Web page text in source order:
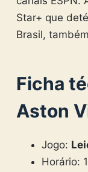
Star+ que
Brasil,
Ficha
Aston
Jogo:
Horário: